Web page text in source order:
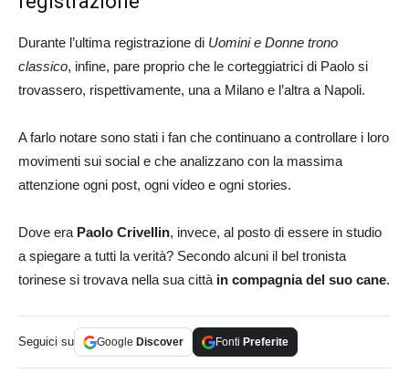
Durante l’ultima registrazione di Uomini e Donne trono
classico, infine, pare proprio che le corteggiatrici di Paolo si
trovassero, rispettivamente, una a Milano e l’altra a Napoli.
A farlo notare sono stati i fan che continuano a controllare i loro
movimenti sui social e che analizzano con la massima
attenzione ogni post, ogni video e ogni stories.
Dove era Paolo Crivellin, invece, al posto di essere in studio
a spiegare a tutti la verità? Secondo alcuni il bel tronista
torinese si trovava nella sua città in compagnia del suo cane.
Seguici su Google Discover Fonti Preferite